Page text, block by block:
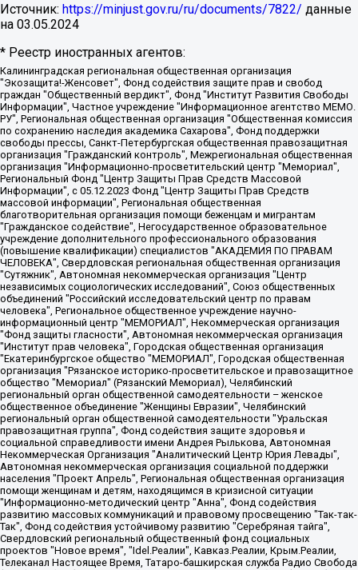
Источник: https://minjust.gov.ru/ru/documents/7822/ данные
на 03.05.2024
* Реестр иностранных агентов:
Калининградская региональная общественная организация "Экозащита!-Женсовет", Фонд содействия защите прав и свобод граждан "Общественный вердикт", Фонд "Институт Развития Свободы Информации", Частное учреждение "Информационное агентство МЕМО. РУ", Региональная общественная организация "Общественная комиссия по сохранению наследия академика Сахарова", Фонд поддержки свободы прессы, Санкт-Петербургская общественная правозащитная организация "Гражданский контроль", Межрегиональная общественная организация "Информационно-просветительский центр "Мемориал", Региональный Фонд "Центр Защиты Прав Средств Массовой Информации", с 05.12.2023 Фонд "Центр Защиты Прав Средств массовой информации", Региональная общественная благотворительная организация помощи беженцам и мигрантам "Гражданское содействие", Негосударственное образовательное учреждение дополнительного профессионального образования (повышение квалификации) специалистов "АКАДЕМИЯ ПО ПРАВАМ ЧЕЛОВЕКА", Свердловская региональная общественная организация "Сутяжник", Автономная некоммерческая организация "Центр независимых социологических исследований", Союз общественных объединений "Российский исследовательский центр по правам человека", Региональное общественное учреждение научно-информационный центр "МЕМОРИАЛ", Некоммерческая организация "Фонд защиты гласности", Автономная некоммерческая организация "Институт прав человека", Городская общественная организация "Екатеринбургское общество "МЕМОРИАЛ", Городская общественная организация "Рязанское историко-просветительское и правозащитное общество "Мемориал" (Рязанский Мемориал), Челябинский региональный орган общественной самодеятельности – женское общественное объединение "Женщины Евразии", Челябинский региональный орган общественной самодеятельности "Уральская правозащитная группа", Фонд содействия защите здоровья и социальной справедливости имени Андрея Рылькова, Автономная Некоммерческая Организация "Аналитический Центр Юрия Левады", Автономная некоммерческая организация социальной поддержки населения "Проект Апрель", Региональная общественная организация помощи женщинам и детям, находящимся в кризисной ситуации "Информационно-методический центр "Анна", Фонд содействия развитию массовых коммуникаций и правовому просвещению "Так-так-Так", Фонд содействия устойчивому развитию "Серебряная тайга", Свердловский региональный общественный фонд социальных проектов "Новое время", "Idel.Реалии", Кавказ.Реалии, Крым.Реалии, Телеканал Настоящее Время, Татаро-башкирская служба Радио Свобода (Azatliq Radiosi), Радио Свободная Европа/Радио Свобода (PCE/PC), "Сибирь.Реалии", "Фактограф", Благотворительный фонд помощи осужденным и их семьям, Автономная некоммерческая организация "Институт глобализации и социальных движений", Фонд "В защиту прав заключенных", Частное учреждение "Центр поддержки и содействия развитию средств массовой информации", Пензенский региональный общественный благотворительный фонд "Гражданский союз", "Север.Реалии", Некоммерческая организация Фонд "Правовая инициатива", Общество с ограниченной ответственностью "Радио Свободная Европа/Радио Свобода", Чешское информационное агентство "MEDIUM-ORIENT", Красноярская региональная общественная организация "Мы против СПИДа", Камалягин Денис Николаевич, Маркелов Сергей Евгеньевич, Пономарев Лев Александрович, Савицкая Людмила Алексеевна, Автономная некоммерческая организация "Центр по работе с проблемой насилия "НАСИЛИЮ.НЕТ", Межрегиональный профессиональный союз работников здравоохранения "Альянс врачей", Юридическое лицо, зарегистрированное в Латвийской Республике, SIA "Medusa Project" (регистрационный номер 40103797863, дата регистрации 10.06.2014), Некоммерческая организация "Фонд по борьбе с коррупцией", Автономная некоммерческая организация "Институт права и публичной политики", Баданин Роман Сергеевич, Гликин Максим Александрович, Железнова Мария Михайловна, Лукьянова Юлия Сергеевна, Маетная Елизавета Витальевна, Маняхин Петр Борисович, Чуракова Ольга Владимировна, Ярош Юлия Петровна, Юридическое лицо "The Insider SIA", зарегистрированное в Риге, Латвийская Республика (дата регистрации 26.06.2015), являющееся администратором доменного имени интернет-издания "The Insider SIA", https://theins.ru, Постернак Алексей Евгеньевич, Рубин Михаил Аркадьевич, Анин Роман Александрович, Юридическое лицо Istories fonds, зарегистрированное в Латвийской Республике (регистрационный номер 50008295751, дата регистрации 24.02.2020), Великовский Дмитрий Александрович, Долинина Ирина Николаевна, Мароховская Алеся Алексеевна, Шлейнов Роман Юрьевич, Шмагун Олеся Валентиновна, Общество с ограниченной ответственностью "Альтаир 2021", Общество с ограниченной ответственностью "Вега 2021", Общество с ограниченной ответственностью "Главный редактор 2021", Общество с ограниченной ответственностью "Ромашки монолит", Важенков Артем Валерьевич, Ивановская областная общественная организация "Центр гендерных исследований", Гурман Юрий Альбертович, Медиапроект "ОВД-Инфо", Егоров Владимир Владимирович, Жилинский Владимир Александрович, Общество с ограниченной ответственностью "ЗП", Иванова София Юрьевна, Карезина Инна Павловна, Кильтау Екатерина Викторовна, Петров Алексей Викторович, Пискунов Сергей Евгеньевич, Смирнов Сергей Сергеевич, Тихонов Михаил Сергеевич, Общество с ограниченной ответственностью "ЖУРНАЛИСТ-ИНОСТРАННЫЙ АГЕНТ", Арапова Галина Юрьевна, Вольтская Татьяна Анатольевна, Американская компания "Mason G.E.S. Anonymous Foundation" (США), являющаяся владельцем интернет-издания https://mnews.world/, Компания "Stichting Bellingcat", зарегистрированная в Нидерландах (дата регистрации 11.07.2018), Захаров Андрей Вячеславович, Клепиковская Екатерина Дмитриевна, Общество с ограниченной ответственностью "МЕМО", Перл Роман Александрович, Симонов Евгений Алексеевич, Соловьева Елена Анатольевна, Сотников Даниил Владимирович, Сурначева Елизавета Дмитриевна, Автономная некоммерческая организация по защите прав человека и информированию населения "Якутия – Наше Мнение", Общество с ограниченной ответственностью "Москоу диджитал медиа", с 26.01.2023 Общество с ограниченной ответственностью "Чайка Белые сады", Ветошкина Валерия Валерьевна, Заговора Максим Александрович, Межрегиональное общественное движение "Российская ЛГБТ - сеть", Оленичев Максим Владимирович, Павлов Иван Юрьевич, Скворцова Елена Сергеевна, Общество с ограниченной ответственностью "Как бы инагент", Кочетков Игорь Викторович, Общество с ограниченной ответственностью "Честные выборы", Еланчик Олег Александрович, Общество с ограниченной ответственностью "Нобелевский призыв", Гималова Регина Эмилевна, Григорьев Андрей Валерьевич, Григорьева Алина Александровна, Ассоциация по содействию защите прав призывников, альтернативнослужащих и военнослужащих "Правозащитная группа "Гражданин.Армия.Право", Хисамова Регина Фаритовна, Автономная некоммерческая организация по реализации социально-правовых программ "Лилит", Дальневосточное общественное движение "Маяк", Санкт-Петербургская ЛГБТ-инициативная группа "Выход", Инициативная группа ЛГБТ+ "Реверс", Алексеев Андрей Викторович, Бекбулатова Таисия Львовна, Беляев Иван Михайлович, Владыкина Елена Сергеевна, Гельман Марат Александрович, Никульшина Вероника Юрьевна, Толоконникова Надежда Андреевна, Шендерович Виктор Анатольевич, Общество с ограниченной ответственностью "Данное сообщение", Общество с ограниченной ответственностью Издательский дом "Новая глава", Айнбиндер Александра Александровна, Московский комьюнити-центр для ЛГБТ+инициатив, Благотворительный фонд развития филантропии, Deutsche Welle (Германия, Kurt-Schumacher-Strasse 3, 53113 Bonn), Борзунова Мария Михайловна, Воробьев Виктор Викторович, Голубева Анна Львовна, Константинова Алла Михайловна, Малкова Ирина Владимировна, Мурадов Мурад Абдулгалимович, Осетинская Елизавета Николаевна, Понасенков Евгений Николаевич, Ганапольский Матвей Юрьевич, Киселев Евгений Алексеевич, Борухович Ирина Григорьевна, Дремин Иван Тимофеевич, Дубровский Дмитрий Викторович, Красноярская региональная общественная организация поддержки и развития альтернативных образовательных технологий и межкультурных коммуникаций "ИНТЕРРА", Маяковская Екатерина Алексеевна, Фейгин Марк Захарович, Филимонов Андрей Викторович, Дзугкоева Регина Николаевна, Доброхотов Роман Александрович, Дудь Юрий Александрович, Елкин Сергей Владимирович, Кругликов Кирилл Игоревич, Сабунаева Мария Леонидовна, Семенов Алексей Владимирович, Шаинян Карен Багратович, Шульман Екатерина Михайловна, Асафьев Артур Валерьевич, Вахштайн Виктор Семенович, Венедиктов Алексей Алексеевич, Лушникова Екатерина Евгеньевна, Волков Леонид Михайлович, Невзоров Александр Глебович, Пархоменко Сергей Борисович, Сироткин Ярослав Николаевич, Кара-Мурза Владимир Владимирович, Баранова Наталья Владимировна, Гозман Леонид Яковлевич, Кагарлицкий Борис Юльевич, Климарев Михаил Валерьевич, Милов Владимир Станиславович, Автономная некоммерческая организация Краснодарский центр современного искусства "Типография", Моргенштерн Алишер Тагирович, Соболь Любовь Эдуардовна, Общество с ограниченной ответственностью "ЛИЗА НОРМ", Каспаров Гарри Кимович, Ходорковский Михаил Борисович, Общество с ограниченной ответственностью "Апрельские тезисы", Данилович Ирина Брониславовна, Кашин Олег Владимирович, Петров Николай Владимирович, Пивоваров Алексей Владимирович, Соколов Михаил Владимирович, Цветкова Юлия Владимировна, Чичваркин Евгений Александрович, Комитет против пыток/Команда против пыток, Общество с ограниченной ответственностью "Первый научный", Общество с ограниченной ответственностью "Вертолет и ко", Белоцерковская Вероника Борисовна, Кац Максим Евгеньевич, Лазарева Татьяна Юрьевна, Шаведдинов Руслан Табризович, Яшин Илья Валерьевич, Общество с ограниченной ответственностью "Иноагент ААВ", Алешковский Дмитрий Петрович, Альбац Евгения Марковна, Быков Дмитрий Львович, Галямина Юлия Евгеньевна, Лойко Сергей Леонидович, Мартынов Кирилл Константинович, Медведев Сергей Александрович, Крашенинников Федор Геннадиевич, Гордеева Катерина Вл